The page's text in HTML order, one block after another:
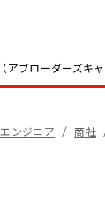
ブローダーズキャ
ンジニア 商社